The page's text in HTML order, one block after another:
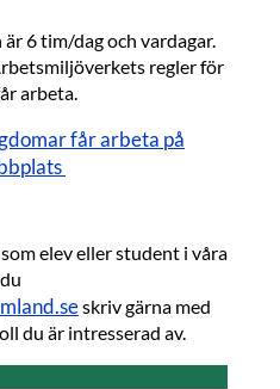
6 tim/dag och vardagar.
regler för
arbeta.
får arbeta på
elev eller student i våra
skriv gärna med
du är intresserad av.